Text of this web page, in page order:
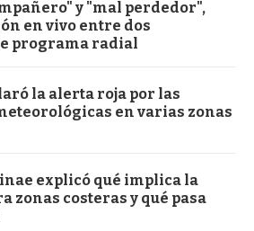
y "mal perdedor",
en vivo entre dos
programa radial
la alerta roja por las
en varias zonas
explicó qué implica la
zonas costeras y qué pasa